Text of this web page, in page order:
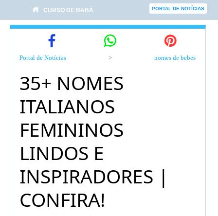
CURSO DE BABÁ PORTAL DE NOTÍCIAS
Portal de Notícias > nomes de bebes
35+ NOMES
ITALIANOS
FEMININOS
LINDOS E
INSPIRADORES |
CONFIRA!